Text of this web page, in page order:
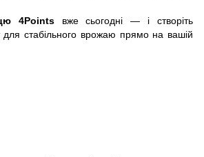
4Pointsвже сьогодні — і створіть
для стабільного врожаю прямо на вашій